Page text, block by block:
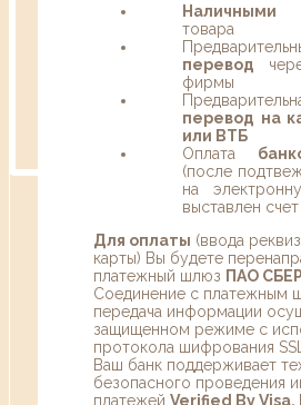
Наличными
товара
перевод
фирмы
перевод на
или ВТБ
Оплата
(после
на
выставлен
Для оплаты (ввода
карты) Вы будете
платежный шлюз ПАО
Соединение с платежным
передача информации
защищенном режиме с
протокола шифрования
Ваш банк поддерживает
безопасного проведения
платежей Verified By Visa,